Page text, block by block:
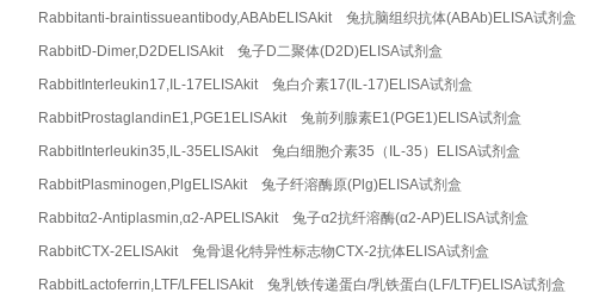
Rabbitanti-braintissueantibody,ABAbELISAkit 兔抗脑组织抗体(ABAb)ELISA试剂盒
RabbitD-Dimer,D2DELISAkit 兔子D二聚体(D2D)ELISA试剂盒
RabbitInterleukin17,IL-17ELISAkit 兔白介素17(IL-17)ELISA试剂盒
RabbitProstaglandinE1,PGE1ELISAkit 兔前列腺素E1(PGE1)ELISA试剂盒
RabbitInterleukin35,IL-35ELISAkit 兔白细胞介素35（IL-35）ELISA试剂盒
RabbitPlasminogen,PlgELISAkit 兔子纤溶酶原(Plg)ELISA试剂盒
Rabbitα2-Antiplasmin,α2-APELISAkit 兔子α2抗纤溶酶(α2-AP)ELISA试剂盒
RabbitCTX-2ELISAkit 兔骨退化特异性标志物CTX-2抗体ELISA试剂盒
RabbitLactoferrin,LTF/LFELISAkit 兔乳铁传递蛋白/乳铁蛋白(LF/LTF)ELISA试剂盒